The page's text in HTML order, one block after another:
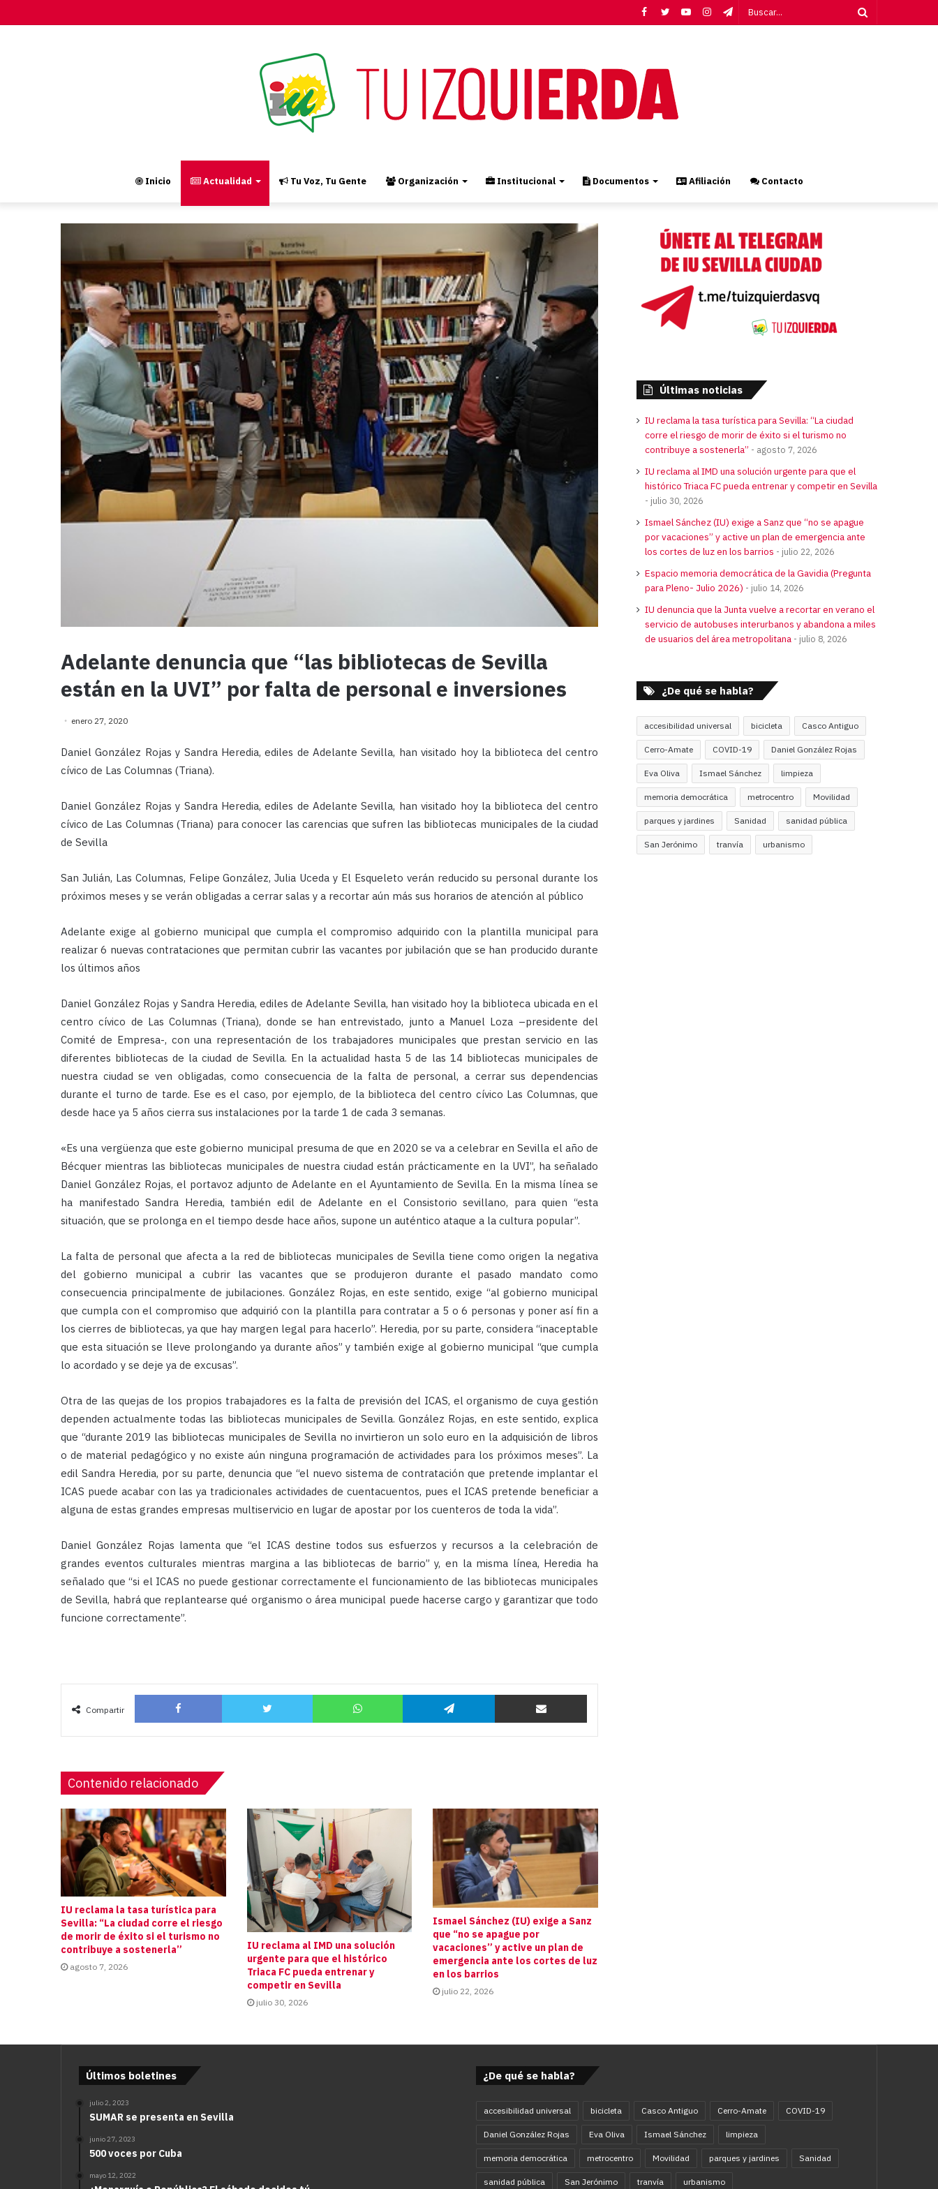
Telegram
Instagram
YouTube
Twitter
Facebook
Inicio Actualidad Tu Voz, Tu Gente Organización Institucional Documentos Afiliación Contacto
Adelante denuncia que “las bibliotecas de Sevilla
están en la UVI” por falta de personal e inversiones
enero 27, 2020
Daniel González Rojas y Sandra Heredia, ediles de Adelante Sevilla, han visitado hoy la biblioteca del centro
cívico de Las Columnas (Triana).
Daniel González Rojas y Sandra Heredia, ediles de Adelante Sevilla, han visitado hoy la biblioteca del centro
cívico de Las Columnas (Triana) para conocer las carencias que sufren las bibliotecas municipales de la ciudad
de Sevilla
San Julián, Las Columnas, Felipe González, Julia Uceda y El Esqueleto verán reducido su personal durante los
próximos meses y se verán obligadas a cerrar salas y a recortar aún más sus horarios de atención al público
Adelante exige al gobierno municipal que cumpla el compromiso adquirido con la plantilla municipal para
realizar 6 nuevas contrataciones que permitan cubrir las vacantes por jubilación que se han producido durante
los últimos años
Daniel González Rojas y Sandra Heredia, ediles de Adelante Sevilla, han visitado hoy la biblioteca ubicada en el
centro cívico de Las Columnas (Triana), donde se han entrevistado, junto a Manuel Loza –presidente del
Comité de Empresa-, con una representación de los trabajadores municipales que prestan servicio en las
diferentes bibliotecas de la ciudad de Sevilla. En la actualidad hasta 5 de las 14 bibliotecas municipales de
nuestra ciudad se ven obligadas, como consecuencia de la falta de personal, a cerrar sus dependencias
durante el turno de tarde. Ese es el caso, por ejemplo, de la biblioteca del centro cívico Las Columnas, que
desde hace ya 5 años cierra sus instalaciones por la tarde 1 de cada 3 semanas.
«Es una vergüenza que este gobierno municipal presuma de que en 2020 se va a celebrar en Sevilla el año de
Bécquer mientras las bibliotecas municipales de nuestra ciudad están prácticamente en la UVI”, ha señalado
Daniel González Rojas, el portavoz adjunto de Adelante en el Ayuntamiento de Sevilla. En la misma línea se
ha manifestado Sandra Heredia, también edil de Adelante en el Consistorio sevillano, para quien “esta
situación, que se prolonga en el tiempo desde hace años, supone un auténtico ataque a la cultura popular”.
La falta de personal que afecta a la red de bibliotecas municipales de Sevilla tiene como origen la negativa
del gobierno municipal a cubrir las vacantes que se produjeron durante el pasado mandato como
consecuencia principalmente de jubilaciones. González Rojas, en este sentido, exige “al gobierno municipal
que cumpla con el compromiso que adquirió con la plantilla para contratar a 5 o 6 personas y poner así fin a
los cierres de bibliotecas, ya que hay margen legal para hacerlo”. Heredia, por su parte, considera “inaceptable
que esta situación se lleve prolongando ya durante años” y también exige al gobierno municipal “que cumpla
lo acordado y se deje ya de excusas”.
Otra de las quejas de los propios trabajadores es la falta de previsión del ICAS, el organismo de cuya gestión
dependen actualmente todas las bibliotecas municipales de Sevilla. González Rojas, en este sentido, explica
que “durante 2019 las bibliotecas municipales de Sevilla no invirtieron un solo euro en la adquisición de libros
o de material pedagógico y no existe aún ninguna programación de actividades para los próximos meses”. La
edil Sandra Heredia, por su parte, denuncia que “el nuevo sistema de contratación que pretende implantar el
ICAS puede acabar con las ya tradicionales actividades de cuentacuentos, pues el ICAS pretende beneficiar a
alguna de estas grandes empresas multiservicio en lugar de apostar por los cuenteros de toda la vida”.
Daniel González Rojas lamenta que “el ICAS destine todos sus esfuerzos y recursos a la celebración de
grandes eventos culturales mientras margina a las bibliotecas de barrio” y, en la misma línea, Heredia ha
señalado que “si el ICAS no puede gestionar correctamente el funcionamiento de las bibliotecas municipales
de Sevilla, habrá que replantearse qué organismo o área municipal puede hacerse cargo y garantizar que todo
funcione correctamente”.
Compartir
Facebook Twitter WhatsApp Telegram Compartir por correo
Contenido relacionado
IU reclama la tasa turística para
Sevilla: “La ciudad corre el riesgo
de morir de éxito si el turismo no
contribuye a sostenerla”
agosto 7, 2026
IU reclama al IMD una solución
urgente para que el histórico
Triaca FC pueda entrenar y
competir en Sevilla
julio 30, 2026
Ismael Sánchez (IU) exige a Sanz
que “no se apague por
vacaciones” y active un plan de
emergencia ante los cortes de luz
en los barrios
julio 22, 2026
Últimas noticias
IU reclama la tasa turística para Sevilla: “La ciudad
corre el riesgo de morir de éxito si el turismo no
contribuye a sostenerla”
agosto 7, 2026
IU reclama al IMD una solución urgente para que el
histórico Triaca FC pueda entrenar y competir en Sevilla
julio 30, 2026
Ismael Sánchez (IU) exige a Sanz que “no se apague
por vacaciones” y active un plan de emergencia ante
los cortes de luz en los barrios
julio 22, 2026
Espacio memoria democrática de la Gavidia (Pregunta
para Pleno- Julio 2026)
julio 14, 2026
IU denuncia que la Junta vuelve a recortar en verano el
servicio de autobuses interurbanos y abandona a miles
de usuarios del área metropolitana
julio 8, 2026
¿De qué se habla?
accesibilidad universal bicicleta Casco Antiguo
Cerro-Amate COVID-19 Daniel González Rojas
Eva Oliva Ismael Sánchez limpieza
memoria democrática metrocentro Movilidad
parques y jardines Sanidad sanidad pública
San Jerónimo tranvía urbanismo
Últimos boletines
julio 2, 2023
SUMAR se presenta en Sevilla
junio 27, 2023
500 voces por Cuba
mayo 12, 2022
¿De qué se habla?
accesibilidad universal bicicleta Casco Antiguo Cerro-Amate COVID-19
Daniel González Rojas Eva Oliva Ismael Sánchez limpieza
memoria democrática metrocentro Movilidad parques y jardines Sanidad
sanidad pública San Jerónimo tranvía urbanismo